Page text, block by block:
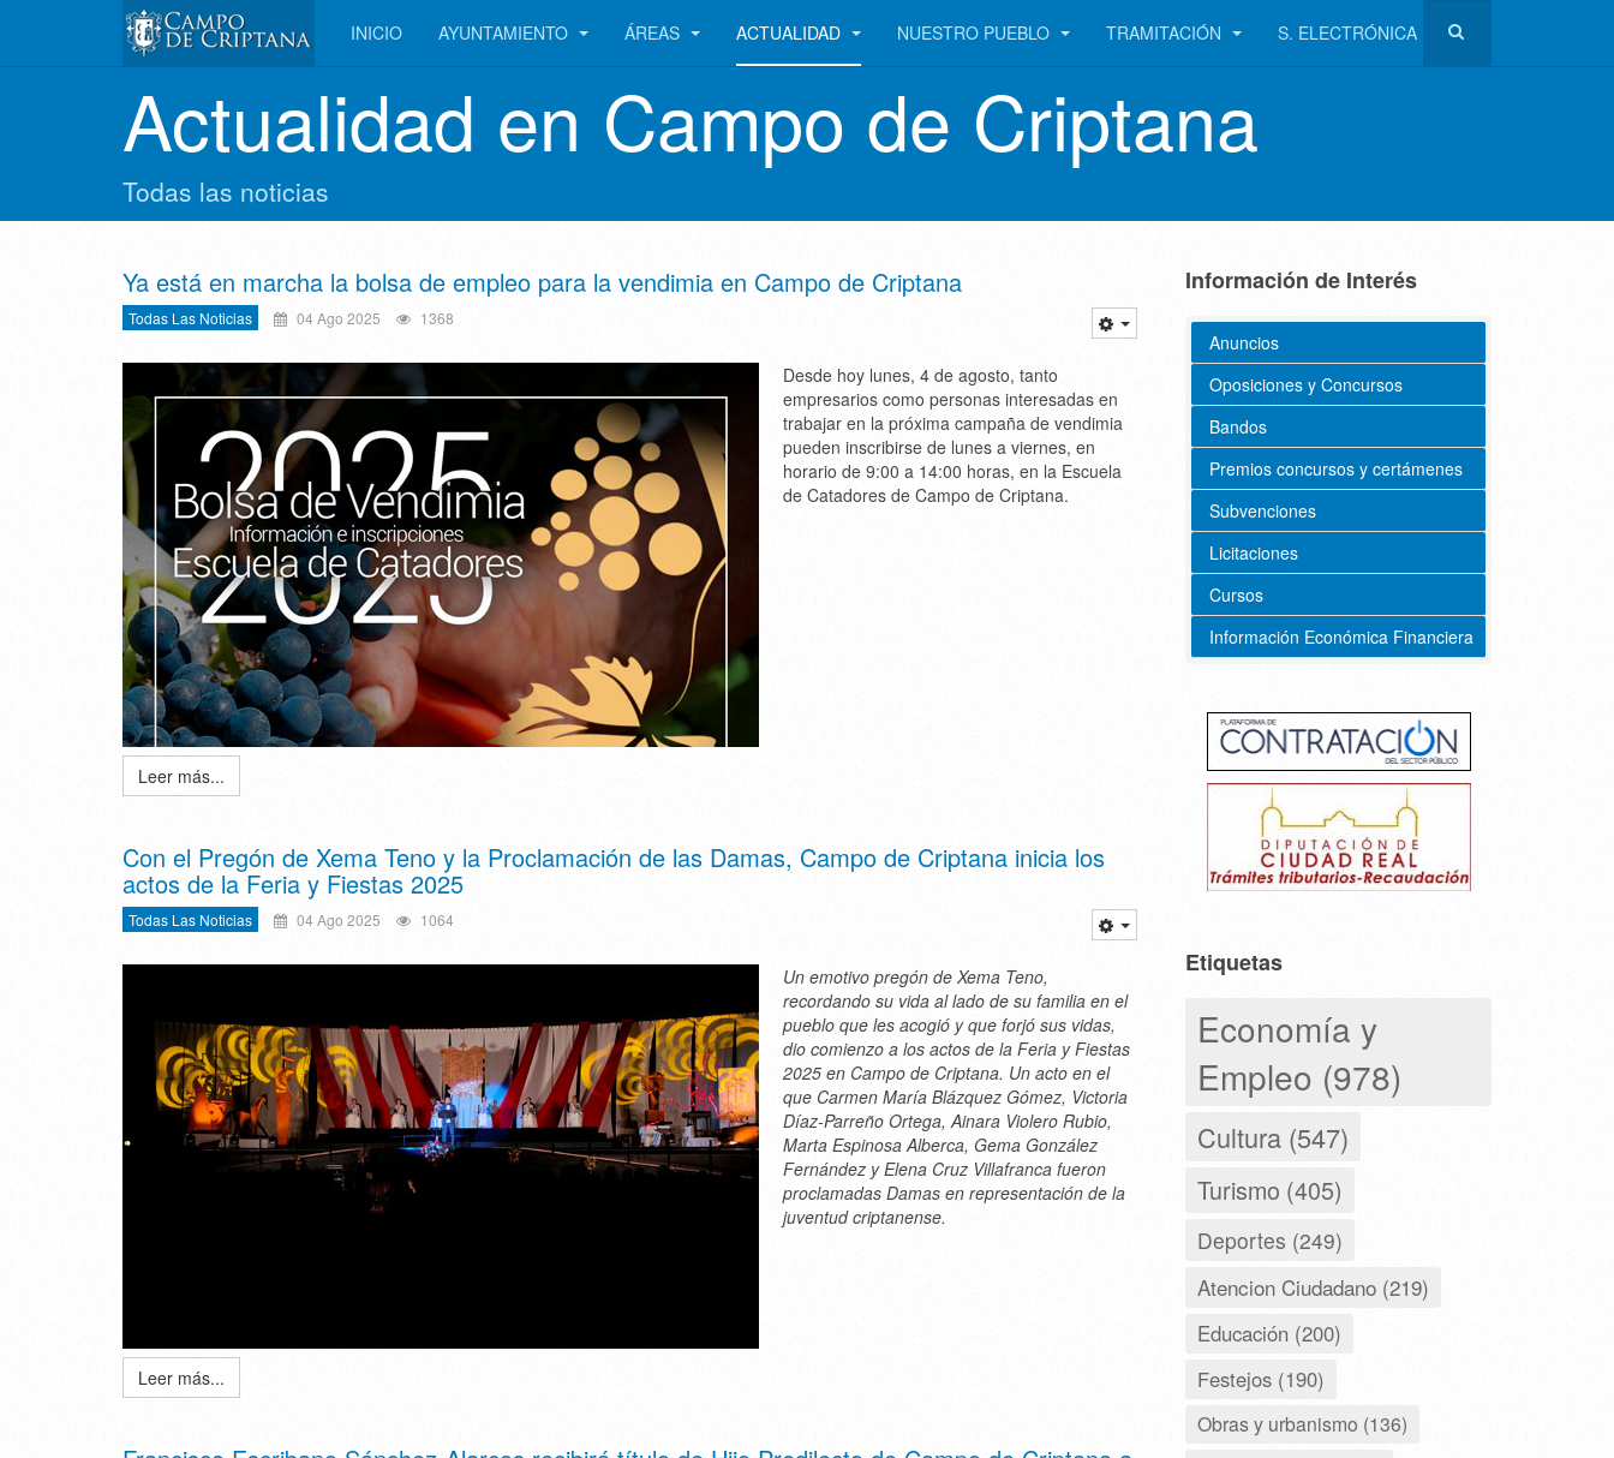
INICIO AYUNTAMIENTO ÁREAS ACTUALIDAD NUESTRO PUEBLO TRAMITACIÓN S. ELECTRÓNICA
Actualidad en Campo de Criptana
Todas las noticias
Ya está en marcha la bolsa de empleo para la vendimia en Campo de Criptana
Todas Las Noticias 04 Ago 2025 1368
Desde hoy lunes, 4 de agosto, tanto
empresarios como personas interesadas en
trabajar en la próxima campaña de vendimia
pueden inscribirse de lunes a viernes, en
horario de 9:00 a 14:00 horas, en la Escuela
de Catadores de Campo de Criptana.
Leer más...
Con el Pregón de Xema Teno y la Proclamación de las Damas, Campo de Criptana inicia los
actos de la Feria y Fiestas 2025
Todas Las Noticias 04 Ago 2025 1064
Un emotivo pregón de Xema Teno,
recordando su vida al lado de su familia en el
pueblo que les acogió y que forjó sus vidas,
dio comienzo a los actos de la Feria y Fiestas
2025 en Campo de Criptana. Un acto en el
que Carmen María Blázquez Gómez, Victoria
Díaz-Parreño Ortega, Ainara Violero Rubio,
Marta Espinosa Alberca, Gema González
Fernández y Elena Cruz Villafranca fueron
proclamadas Damas en representación de la
juventud criptanense.
Leer más...
Información de Interés
Anuncios
Oposiciones y Concursos
Bandos
Premios concursos y certámenes
Subvenciones
Licitaciones
Cursos
Información Económica Financiera
Etiquetas
Economía y
Empleo (978)
Cultura (547)
Turismo (405)
Deportes (249)
Atencion Ciudadano (219)
Educación (200)
Festejos (190)
Obras y urbanismo (136)